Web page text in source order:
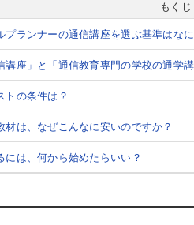
もくじ
プランナーの通信講座を選ぶ基準はなに
講座」と「通信教育専門の学校の通学
トの条件は？
材は、なぜこんなに安いのですか？
には、何から始めたらいい？